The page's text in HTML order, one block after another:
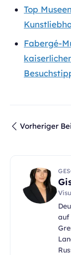
Top
Fabergé-
Vorheriger
auf